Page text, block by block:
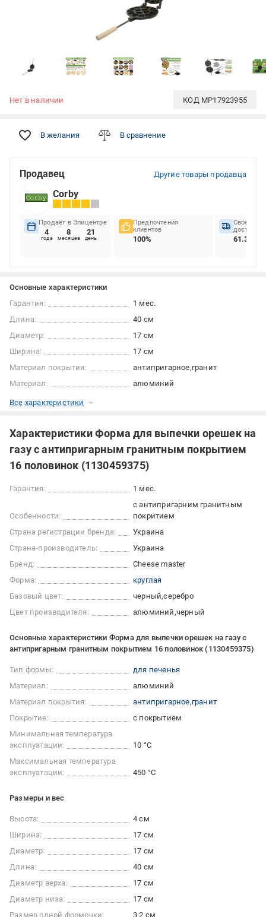
Нет в наличии КОД MP17923955
В желания В сравнение
Продавец Другие товары продавца
Corby
Продает в Эпицентре
4
года
8
месяцев
21
день
Предпочтения
клиентов
100%
доставок
61.36%
Основные характеристики
Гарантия:
1 мес.
Длина:
40 см
Диаметр:
17 см
Ширина:
17 см
Материал покрытия:
антипригарное гранит
Материал:
алюминий
Все характеристики
Характеристики Форма для выпечки орешек на
газу с антипригарным гранитным покрытием
16 половинок (1130459375)
Гарантия: 1 мес.
Особенности:
с антипригарним гранитным
покритием
Страна регистрации бренда:
Украина
Страна-производитель:
Украина
Бренд:
Cheese master
Форма:
круглая
Базовый цвет:
черный серебро
Цвет производителя:
алюминий черный
Основные характеристики Форма для выпечки орешек на газу с
антипригарным гранитным покрытием 16 половинок (1130459375)
Тип формы:
для печенья
Материал:
алюминий
Материал покрытия:
антипригарное гранит
Покрытие:
с покрытием
Минимальная температура
эксплуатации:
10 °C
Максимальная температура
эксплуатации:
450 °С
Размеры и вес
Высота:
4 см
Ширина:
17 см
Диаметр:
17 см
Длина:
40 см
Диаметр верха:
17 см
Диаметр низа:
17 см
Размер одной формочки:
3.2 см